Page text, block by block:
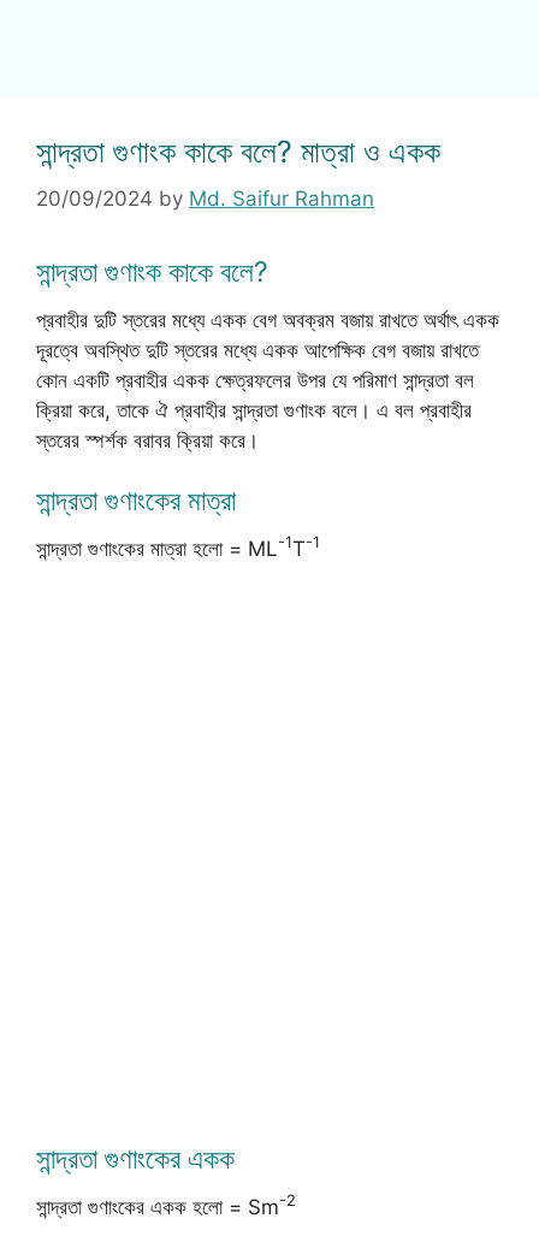
সান্দ্রতা গুণাংক কাকে বলে? মাত্রা ও একক
20/09/2024 by Md. Saifur Rahman
সান্দ্রতা গুণাংক কাকে বলে?
প্রবাহীর দুটি স্তরের মধ্যে একক বেগ অবক্রম বজায় রাখতে অর্থাৎ একক
দূরত্বে অবস্থিত দুটি স্তরের মধ্যে একক আপেক্ষিক বেগ বজায় রাখতে
কোন একটি প্রবাহীর একক ক্ষেত্রফলের উপর যে পরিমাণ সান্দ্রতা বল
ক্রিয়া করে, তাকে ঐ প্রবাহীর সান্দ্রতা গুণাংক বলে। এ বল প্রবাহীর
স্তরের স্পর্শক বরাবর ক্রিয়া করে।
সান্দ্রতা গুণাংকের মাত্রা
সান্দ্রতা গুণাংকের মাত্রা হলো = ML-1T-1
সান্দ্রতা গুণাংকের একক
সান্দ্রতা গুণাংকের একক হলো = Sm-2